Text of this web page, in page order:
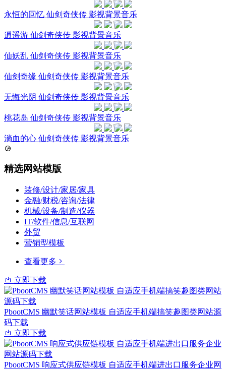
永恒的回忆 仙剑奇侠传 影视背景音乐
逍遥游 仙剑奇侠传 影视背景音乐
仙妖乱 仙剑奇侠传 影视背景音乐
仙剑奇缘 仙剑奇侠传 影视背景音乐
无悔光阴 仙剑奇侠传 影视背景音乐
桃花岛 仙剑奇侠传 影视背景音乐
淌血的心 仙剑奇侠传 影视背景音乐
精选网站模版
装修/设计/家居/家具
金融/财税/咨询/法律
机械/设备/制造/仪器
IT/软件/信息/互联网
外贸
营销型模板
查看更多
立即下载
PbootCMS 幽默笑话网站模板 自适应手机端搞笑趣图类网站源
码下载
立即下载
PbootCMS 响应式供应链模板 自适应手机端进出口服务企业网